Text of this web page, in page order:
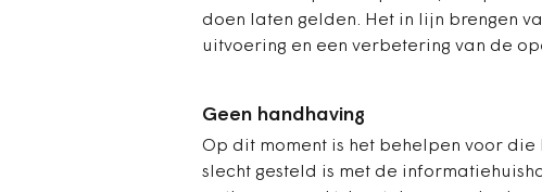
doen laten gelden. Het in lijn brengen
uitvoering en een verbetering van de
Geen handhaving
Op dit moment is het behelpen voor
slecht gesteld is met de